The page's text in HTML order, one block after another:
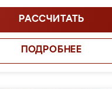
РАССЧИТАТЬ
ПОДРОБНЕЕ